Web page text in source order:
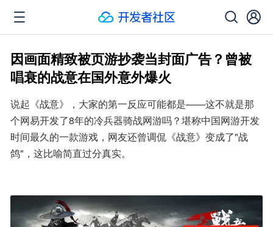
因画面精致被页游抄袭当封面广告？曾被
唱衰的战意在国外意外爆火
说起《战意》，大家的第一反应可能都是——这不就是那
个网易开发了8年的冷兵器骑战网游吗？堪称中国网游开发
时间最久的一款游戏，网友还曾调侃《战意》变成了"战
鸽"，这比喻简直过分真实。